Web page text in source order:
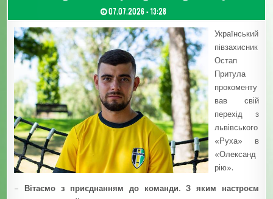
ДАТА ЗАПИСИ:
07.07.2026 - 13:28
Український
півзахисник
Остап
Притула
прокоменту
вав свій
перехід з
львівського
«Руха» в
«Олександ
рію».
– Вітаємо з приєднанням до команди. З яким настроєм